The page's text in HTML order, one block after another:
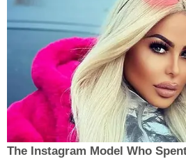
The Instagram Model Who